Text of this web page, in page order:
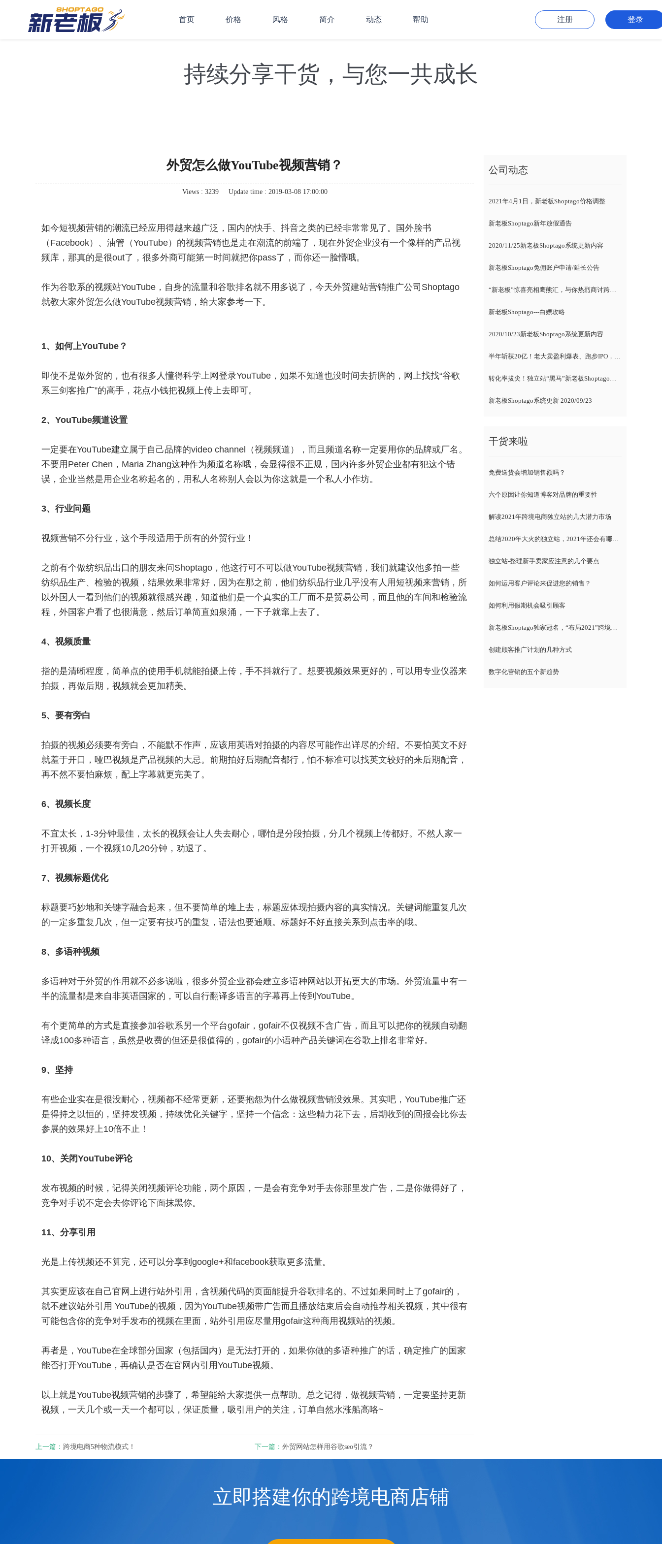
首页 价格 风格 简介 动态 帮助 注册 登录
持续分享干货，与您一共成长
外贸怎么做YouTube视频营销？
Views : 3239 Update time : 2019-03-08 17:00:00
如今短视频营销的潮流已经应用得越来越广泛，国内的快手、抖音之类的已经非常常见了。国外脸书
（Facebook）、油管（YouTube）的视频营销也是走在潮流的前端了，现在外贸企业没有一个像样的产品视
频库，那真的是很out了，很多外商可能第一时间就把你pass了，而你还一脸懵哦。
作为谷歌系的视频站YouTube，自身的流量和谷歌排名就不用多说了，今天外贸建站营销推广公司Shoptago
就教大家外贸怎么做YouTube视频营销，给大家参考一下。
1、如何上YouTube？
即使不是做外贸的，也有很多人懂得科学上网登录YouTube，如果不知道也没时间去折腾的，网上找找“谷歌
系三剑客推广”的高手，花点小钱把视频上传上去即可。
2、YouTube频道设置
一定要在YouTube建立属于自己品牌的video channel（视频频道），而且频道名称一定要用你的品牌或厂名。
不要用Peter Chen，Maria Zhang这种作为频道名称哦，会显得很不正规，国内许多外贸企业都有犯这个错
误，企业当然是用企业名称起名的，用私人名称别人会以为你这就是一个私人小作坊。
3、行业问题
视频营销不分行业，这个手段适用于所有的外贸行业！
之前有个做纺织品出口的朋友来问Shoptago，他这行可不可以做YouTube视频营销，我们就建议他多拍一些
纺织品生产、检验的视频，结果效果非常好，因为在那之前，他们纺织品行业几乎没有人用短视频来营销，所
以外国人一看到他们的视频就很感兴趣，知道他们是一个真实的工厂而不是贸易公司，而且他的车间和检验流
程，外国客户看了也很满意，然后订单简直如泉涌，一下子就窜上去了。
4、视频质量
指的是清晰程度，简单点的使用手机就能拍摄上传，手不抖就行了。想要视频效果更好的，可以用专业仪器来
拍摄，再做后期，视频就会更加精美。
5、要有旁白
拍摄的视频必须要有旁白，不能默不作声，应该用英语对拍摄的内容尽可能作出详尽的介绍。不要怕英文不好
就羞于开口，哑巴视频是产品视频的大忌。前期拍好后期配音都行，怕不标准可以找英文较好的来后期配音，
再不然不要怕麻烦，配上字幕就更完美了。
6、视频长度
不宜太长，1-3分钟最佳，太长的视频会让人失去耐心，哪怕是分段拍摄，分几个视频上传都好。不然人家一
打开视频，一个视频10几20分钟，劝退了。
7、视频标题优化
标题要巧妙地和关键字融合起来，但不要简单的堆上去，标题应体现拍摄内容的真实情况。关键词能重复几次
的一定多重复几次，但一定要有技巧的重复，语法也要通顺。标题好不好直接关系到点击率的哦。
8、多语种视频
多语种对于外贸的作用就不必多说啦，很多外贸企业都会建立多语种网站以开拓更大的市场。外贸流量中有一
半的流量都是来自非英语国家的，可以自行翻译多语言的字幕再上传到YouTube。
有个更简单的方式是直接参加谷歌系另一个平台gofair，gofair不仅视频不含广告，而且可以把你的视频自动翻
译成100多种语言，虽然是收费的但还是很值得的，gofair的小语种产品关键词在谷歌上排名非常好。
9、坚持
有些企业实在是很没耐心，视频都不经常更新，还要抱怨为什么做视频营销没效果。其实吧，YouTube推广还
是得持之以恒的，坚持发视频，持续优化关键字，坚持一个信念：这些精力花下去，后期收到的回报会比你去
参展的效果好上10倍不止！
10、关闭YouTube评论
发布视频的时候，记得关闭视频评论功能，两个原因，一是会有竞争对手去你那里发广告，二是你做得好了，
竞争对手说不定会去你评论下面抹黑你。
11、分享引用
光是上传视频还不算完，还可以分享到google+和facebook获取更多流量。
其实更应该在自己官网上进行站外引用，含视频代码的页面能提升谷歌排名的。不过如果同时上了gofair的，
就不建议站外引用 YouTube的视频，因为YouTube视频带广告而且播放结束后会自动推荐相关视频，其中很有
可能包含你的竞争对手发布的视频在里面，站外引用应尽量用gofair这种商用视频站的视频。
再者是，YouTube在全球部分国家（包括国内）是无法打开的，如果你做的多语种推广的话，确定推广的国家
能否打开YouTube，再确认是否在官网内引用YouTube视频。
以上就是YouTube视频营销的步骤了，希望能给大家提供一点帮助。总之记得，做视频营销，一定要坚持更新
视频，一天几个或一天一个都可以，保证质量，吸引用户的关注，订单自然水涨船高咯~
上一篇： 跨境电商5种物流模式！ 下一篇： 外贸网站怎样用谷歌seo引流？
公司动态
2021年4月1日，新老板Shoptago价格调整
新老板Shoptago新年放假通告
2020/11/25新老板Shoptago系统更新内容
新老板Shoptago免佣账户申请/延长公告
“新老板”惊喜亮相鹰熊汇，与你热烈商讨跨境电商
新老板Shoptago---白嫖攻略
2020/10/23新老板Shoptago系统更新内容
半年斩获20亿！老大卖盈利爆表、跑步IPO，新卖家紧随风向标
转化率拔尖！独立站“黑马”新老板Shoptago腾空出世，各路大咖自述爆单经
新老板Shoptago系统更新 2020/09/23
干货来啦
免费送货会增加销售额吗？
六个原因让你知道博客对品牌的重要性
解读2021年跨境电商独立站的几大潜力市场
总结2020年大火的独立站，2021年还会有哪些趋势？
独立站-整理新手卖家应注意的几个要点
如何运用客户评论来促进您的销售？
如何利用假期机会吸引顾客
新老板Shoptago独家冠名，“布局2021”跨境电商独立站千人峰会
创建顾客推广计划的几种方式
数字化营销的五个新趋势
立即搭建你的跨境电商店铺